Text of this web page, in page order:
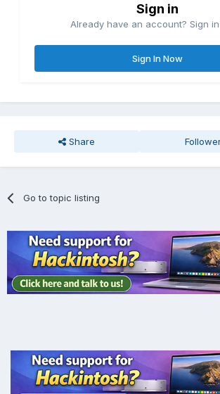
Sign in
Already have an account? Sign
Sign In Now
Share
Go to topic listing